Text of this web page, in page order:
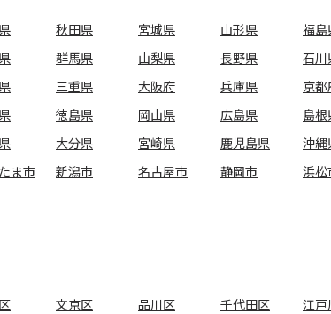
秋田県 宮城県 山形県 福島
群馬県 山梨県 長野県 石川
三重県 大阪府 兵庫県 京都
徳島県 岡山県 広島県 島根
大分県 宮崎県 鹿児島県 沖縄
ま市 新潟市 名古屋市 静岡市 浜松
文京区 品川区 千代田区 江戸